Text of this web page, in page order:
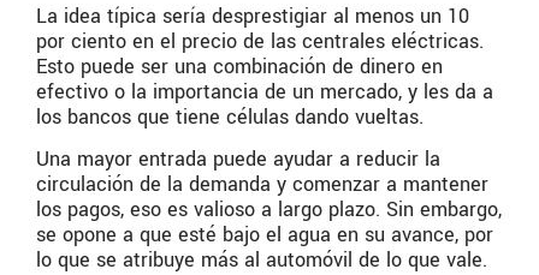
La idea típica sería desprestigiar al menos un 10
por ciento en el precio de las centrales eléctricas.
Esto puede ser una combinación de dinero en
efectivo o la importancia de un mercado, y les da a
los bancos que tiene células dando vueltas.
Una mayor entrada puede ayudar a reducir la
circulación de la demanda y comenzar a mantener
los pagos, eso es valioso a largo plazo. Sin embargo,
se opone a que esté bajo el agua en su avance, por
lo que se atribuye más al automóvil de lo que vale.